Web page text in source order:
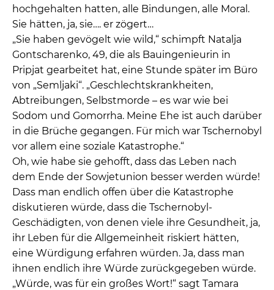
hochgehalten hatten, alle Bindungen, alle Moral.
Sie hätten, ja, sie…. er zögert…
„Sie haben gevögelt wie wild,“ schimpft Natalja
Gontscharenko, 49, die als Bauingenieurin in
Pripjat gearbeitet hat, eine Stunde später im Büro
von „Semljaki“. „Geschlechtskrankheiten,
Abtreibungen, Selbstmorde – es war wie bei
Sodom und Gomorrha. Meine Ehe ist auch darüber
in die Brüche gegangen. Für mich war Tschernobyl
vor allem eine soziale Katastrophe.“
Oh, wie habe sie gehofft, dass das Leben nach
dem Ende der Sowjetunion besser werden würde!
Dass man endlich offen über die Katastrophe
diskutieren würde, dass die Tschernobyl-
Geschädigten, von denen viele ihre Gesundheit, ja,
ihr Leben für die Allgemeinheit riskiert hätten,
eine Würdigung erfahren würden. Ja, dass man
ihnen endlich ihre Würde zurückgegeben würde.
„Würde, was für ein großes Wort!“ sagt Tamara